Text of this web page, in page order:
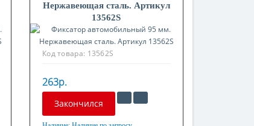
Нержавеющая сталь. Артикул
13562S
Код товара: 13562S
263р.
Закончился